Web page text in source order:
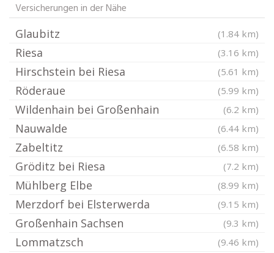
Versicherungen in der Nähe
Glaubitz (1.84 km)
Riesa (3.16 km)
Hirschstein bei Riesa (5.61 km)
Röderaue (5.99 km)
Wildenhain bei Großenhain (6.2 km)
Nauwalde (6.44 km)
Zabeltitz (6.58 km)
Gröditz bei Riesa (7.2 km)
Mühlberg Elbe (8.99 km)
Merzdorf bei Elsterwerda (9.15 km)
Großenhain Sachsen (9.3 km)
Lommatzsch (9.46 km)